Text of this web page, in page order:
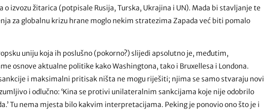
izvozu žitarica (potpisale Rusija, Turska, Ukrajina i UN). Mada bi stavljanje te
za globalnu krizu hrane moglo nekim stratezima Zapada već biti pomalo
uniju koja ih poslušno (pokorno?) slijedi apsolutno je, međutim,
osnove aktualne politike kako Washingtona, tako i Bruxellesa i Londona.
i maksimalni pritisak ništa ne mogu riješiti; njima se samo stvaraju novi
i odlučno: ‘Kina se protivi unilateralnim sankcijama koje nije odobrilo
Tu nema mjesta bilo kakvim interpretacijama. Peking je ponovio ono što je i